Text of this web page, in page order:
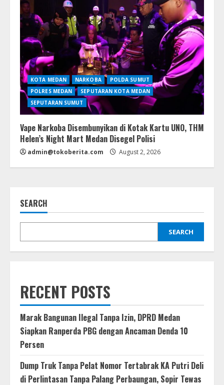
KOTA MEDAN NARKOBA
POLDA SUMUT
POLRES MEDAN
SEPUTARAN KOTA MEDAN
SEPUTARAN SUMUT
Vape Narkoba Disembunyikan di Kotak Kartu UNO, THM
Helen’s Night Mart Medan Disegel Polisi
admin@tokoberita.com August 2, 2026
SEARCH
SEARCH
RECENT POSTS
Marak Bangunan Ilegal Tanpa Izin, DPRD Medan
Siapkan Ranperda PBG dengan Ancaman Denda 10
Persen
Dump Truk Tanpa Pelat Nomor Tertabrak KA Putri Deli
di Perlintasan Tanpa Palang Perbaungan, Sopir Tewas